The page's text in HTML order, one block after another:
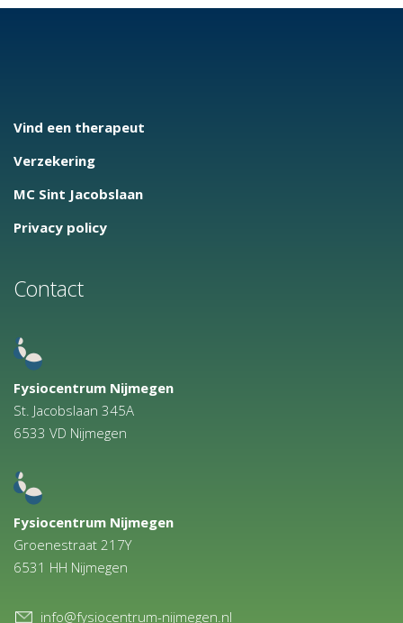
Vind een therapeut
Verzekering
MC Sint Jacobslaan
Privacy policy
Contact
Fysiocentrum Nijmegen
St. Jacobslaan 345A
6533 VD Nijmegen
Fysiocentrum Nijmegen
Groenestraat 217Y
6531 HH Nijmegen
info@fysiocentrum-nijmegen.nl